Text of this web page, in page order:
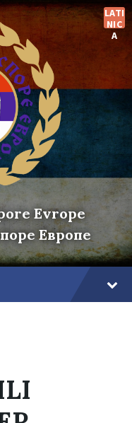
LATI
NIC
A
Evrope
Европе